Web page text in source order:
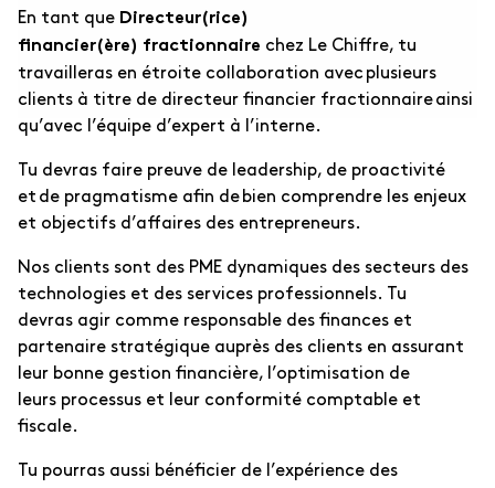
En tant que Directeur(rice)
financier(ère) fractionnaire chez Le Chiffre, tu
travailleras en étroite collaboration avec plusieurs
clients à titre de directeur financier fractionnaire ainsi
qu’avec l’équipe d’expert à l’interne.
Tu devras faire preuve de leadership, de proactivité
et de pragmatisme afin de bien comprendre les enjeux
et objectifs d’affaires des entrepreneurs.
Nos clients sont des PME dynamiques des secteurs des
technologies et des services professionnels.
Tu
devras agir comme responsable des finances et
partenaire stratégique auprès des clients en assurant
leur bonne gestion financière, l’optimisation de
leurs processus et leur conformité comptable et
fiscale.
Tu pourras aussi bénéficier de l’expérience des